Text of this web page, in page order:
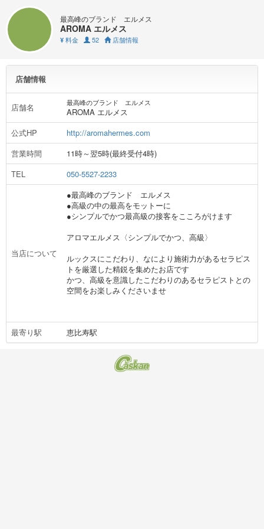
最高峰のブランド エルメス
AROMA エルメス
¥ 料金 52 店舗情報
店舗情報
店舗名 最高峰のブランド エルメス
AROMA エルメス
公式HP
http://aromahermes.com
営業時間
11時～翌5時(最終受付4時)
TEL
050-5527-2233
当店について
●最高峰のブランド エルメス
●高級の中の最高をモットーに
●シンプルでかつ最高級の接客をこころがけます
アロマエルメス〈シンプルでかつ、高級〉
ルックスにこだわり、なにより施術力があるセラピス
トを厳選した精鋭を集めたお店です
かつ、高級を意識したこだわりのあるセラピストとの
空間をお楽しみくださいませ
最寄り駅 恵比寿駅